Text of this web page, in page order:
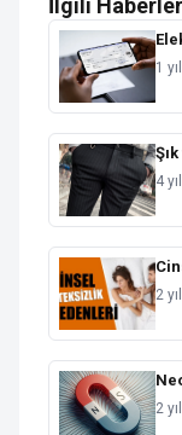
1
4
2
2